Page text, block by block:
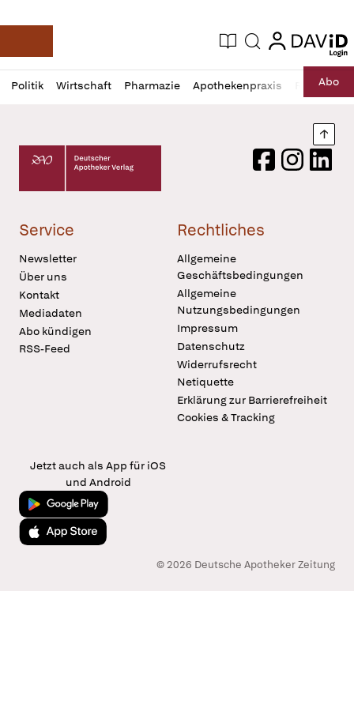
Deutsche Apotheker Zeitung
Aktuelle Ausgabe
Suche login
login
Politik Wirtschaft Pharmazie Apothekenpraxis RechtAbo
Profil
öffnen
Daz
Pur
Deutscher Apotheker Verlag Logo
FacebookInstagram
Service
Newsletter
Über uns
Kontakt
Mediadaten
Abo kündigen
RSS-Feed
Rechtliches
Allgemeine
Geschäftsbedingungen
Allgemeine
Nutzungsbedingungen
Impressum
Datenschutz
Widerrufsrecht
Netiquette
Erklärung zur Barrierefreiheit
Cookies & Tracking
Jetzt auch als App für iOS
und Android
Jetzt bei Google Play
Laden im App Store
© 2026 Deutsche Apotheker Zeitung